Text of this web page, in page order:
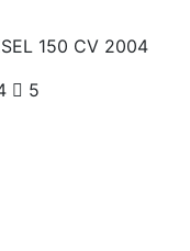
150 CV 2004
5